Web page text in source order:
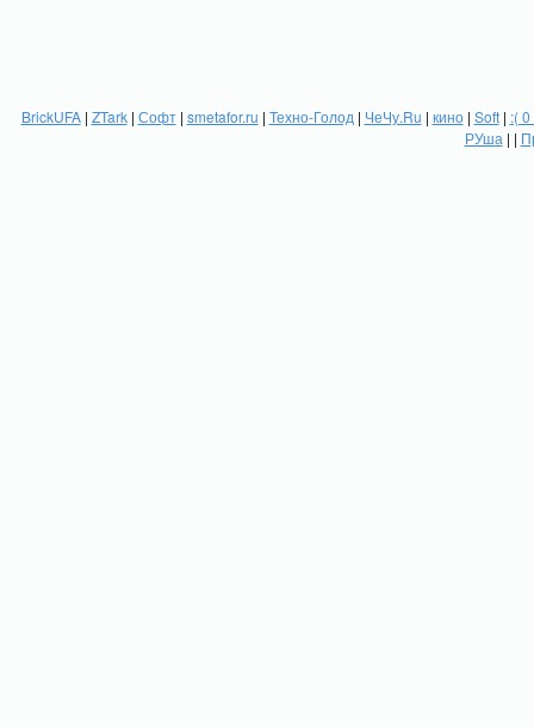
BrickUFA| ZTark| Софт| smetafor.ru | Техно-Голод | ЧеЧу.Ru | кино| Soft| :(
РУша | |